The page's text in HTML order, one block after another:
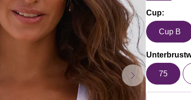
Cup:
Cup B
75